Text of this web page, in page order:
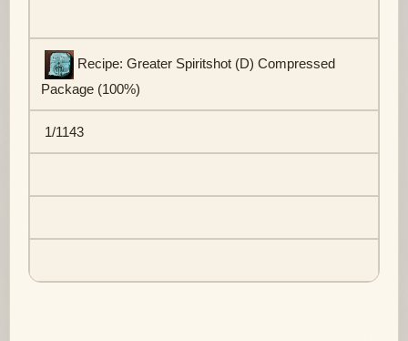
Recipe: Greater Spiritshot (D) Compressed
Package (100%)
1/1143